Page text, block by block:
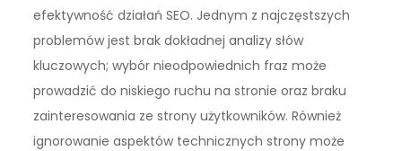
efektywność działań SEO. Jednym z najczęstszych
problemów jest brak dokładnej analizy słów
kluczowych; wybór nieodpowiednich fraz może
prowadzić do niskiego ruchu na stronie oraz braku
zainteresowania ze strony użytkowników. Również
ignorowanie aspektów technicznych strony może